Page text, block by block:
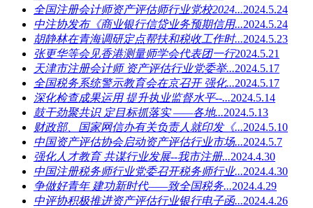
全国注册会计师资产评估师行业党校2024...2024.5.24
中注协发布《商业银行信贷业务预期信用...2024.5.24
胡静林在青海调研定点帮扶和税收工作时...2024.5.23
张更华等会见香港测量师学会代表团一行2024.5.21
天津市注册会计师 资产评估行业党委举...2024.5.17
全国税务系统警示教育会在京召开 强化...2024.5.17
深化检查成果运用 提升执业监督水平--...2024.5.14
鼓干劲聚共识 定目标抓落实 ——各地...2024.5.13
财政部、国家网信办有关负责人就印发《...2024.5.10
中国资产评估协会启动资产评估行业市场...2024.5.7
强化人才教育 共谋行业发展--我市注册...2024.4.30
中国注册税务师行业党委召开税务师行业...2024.4.30
争做好青年 建功新时代——致全国税务...2024.4.29
中评协积极推进资产评估行业银行电子函...2024.4.26